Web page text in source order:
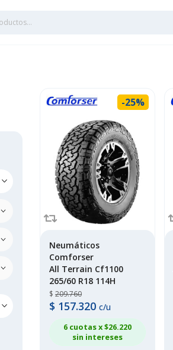
-25%
Neumáticos
Comforser
All Terrain Cf1100
265/60 R18 114H
$ 209.760
$ 157.320 c/u
6 cuotas x $26.220
sin intereses